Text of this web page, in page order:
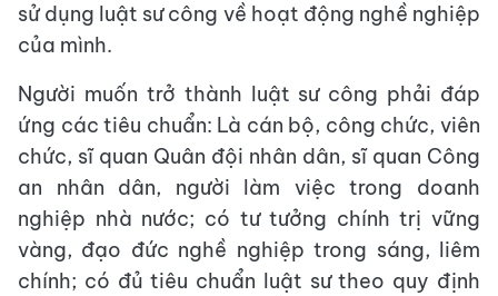
sử dụng luật sư công về hoạt động nghề nghiệp
của mình.
Người muốn trở thành luật sư công phải đáp
ứng các tiêu chuẩn: Là cán bộ, công chức, viên
chức, sĩ quan Quân đội nhân dân, sĩ quan Công
an nhân dân, người làm việc trong doanh
nghiệp nhà nước; có tư tưởng chính trị vững
vàng, đạo đức nghề nghiệp trong sáng, liêm
chính; có đủ tiêu chuẩn luật sư theo quy định